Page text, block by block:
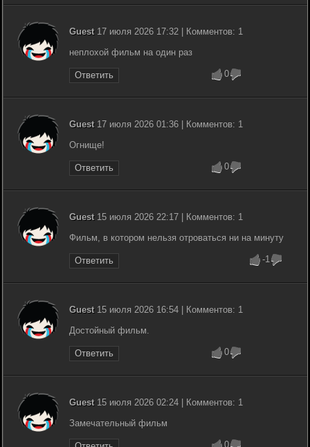
Guest17 июля 2026 17:32 | Комментов: 1
неплохой фильм на один раз
Ответить 0
Guest17 июля 2026 01:36 | Комментов: 1
Огнище!
Ответить 0
Guest15 июля 2026 22:17 | Комментов: 1
Фильм, в котором нельзя отроваться ни на минуту
Ответить -1
Guest15 июля 2026 16:54 | Комментов: 1
Достойный фильм.
Ответить 0
Guest15 июля 2026 02:24 | Комментов: 1
Замечательный фильм
0